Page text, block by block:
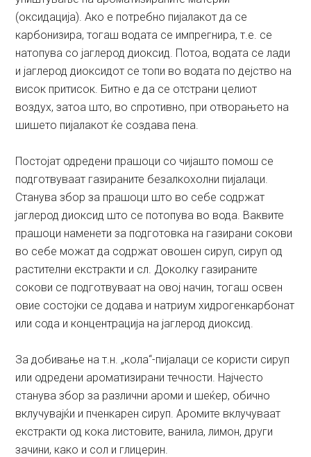
(оксидација). Ако е потребно пијалакот да се
карбонизира, тогаш водата се импрегнира, т.е. се
натопува со јаглерод диоксид. Потоа, водата се лади
и јаглерод диоксидот се топи во водата по дејство на
висок притисок. Битно е да се отстрани целиот
воздух, затоа што, во спротивно, при отворањето на
шишето пијалакот ќе создава пена.
Постојат одредени прашоци со чијашто помош се
подготвуваат газираните безалкохолни пијалаци.
Станува збор за прашоци што во себе содржат
јаглерод диоксид што се потопува во вода. Ваквите
прашоци наменети за подготовка на газирани сокови
во себе можат да содржат овошен сируп, сируп од
растителни екстракти и сл. Доколку газираните
сокови се подготвуваат на овој начин, тогаш освен
овие состојки се додава и натриум хидрогенкарбонат
или сода и концентрација на јаглерод диоксид.
За добивање на т.н. „кола“-пијалаци се користи сируп
или одредени ароматизирани течности. Најчесто
станува збор за различни ароми и шеќер, обично
вклучувајќи и пченкарен сируп. Аромите вклучуваат
екстракти од кока листовите, ванила, лимон, други
зачини, како и сол и глицерин.